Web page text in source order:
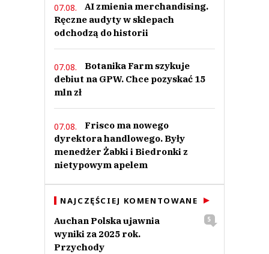
07.08.
AI zmienia merchandising.
Ręczne audyty w sklepach
odchodzą do historii
07.08.
Botanika Farm szykuje
debiut na GPW. Chce pozyskać 15
mln zł
07.08.
Frisco ma nowego
dyrektora handlowego. Były
menedżer Żabki i Biedronki z
nietypowym apelem
NAJCZĘŚCIEJ KOMENTOWANE
Auchan Polska ujawnia
wyniki za 2025 rok.
Przychody
5